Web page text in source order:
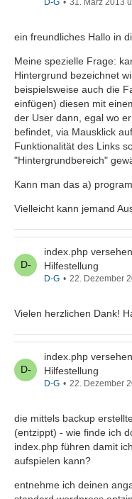
D-G 31. März 2013
ein freundliches Hallo in
Meine spezielle Frage:
Hintergrund bezeichnet
beispielsweise auch die
einfügen) diesen mit
der User dann, egal wo
befindet, via Mausklick
Funktionalität des Links
"Hintergrundbereich"
Kann man das a)
Vielleicht kann jemand
index.php
Hilfestellung
D-G 22. Dezember
Vielen herzlichen Dank!
index.php
Hilfestellung
D-G 22. Dezember
die mittels backup
(entzippt) - wie finde ich
index.php führen damit
aufspielen kann?
entnehme ich deinen